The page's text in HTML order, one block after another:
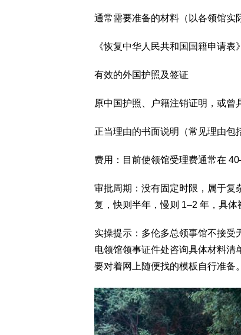
通常需要准备的材料（以各领馆实
《恢复中华人民共和国国籍申请表》
有效的外国护照及签证
原中国护照、户籍注销证明，或曾
正当理由的书面说明（常见理由包
费用：目前使领馆受理费通常在
审批周期：没有固定时限，属于复
复，快则半年，慢则 1–2 年，具体
实操提示：多伦多总领事馆不接
电领馆领事证件处咨询具体材料
要对着网上随便找的模板自行准备。